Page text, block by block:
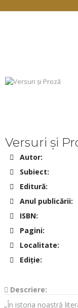
Versuri și
Autor:
Subiect:
Editură:
Anul publicării:
ISBN:
Pagini:
Localitate:
Ediţie:
Descriere:
„În istoria noastră